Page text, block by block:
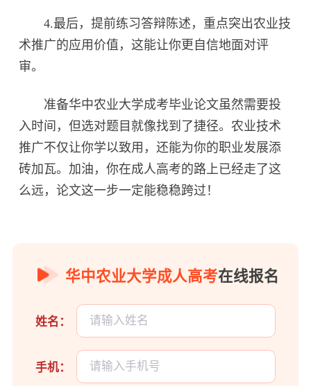
4.最后，提前练习答辩陈述，重点突出农业技
术推广的应用价值，这能让你更自信地面对评
审。
准备华中农业大学成考毕业论文虽然需要投
入时间，但选对题目就像找到了捷径。农业技术
推广不仅让你学以致用，还能为你的职业发展添
砖加瓦。加油，你在成人高考的路上已经走了这
么远，论文这一步一定能稳稳跨过！
华中农业大学成人高考在线报名
姓名：
手机：